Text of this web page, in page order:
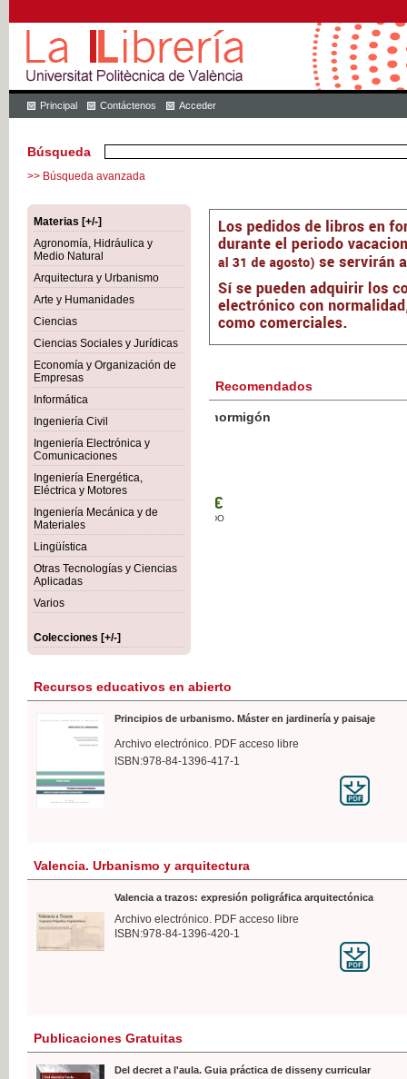
Principal Contáctenos Acceder
Búsqueda
>> Búsqueda avanzada
Materias [+/-]
Agronomía, Hidráulica y
Medio Natural
Arquitectura y Urbanismo
Arte y Humanidades
Ciencias
Ciencias Sociales y Jurídicas
Economía y Organización de
Empresas
Informática
Ingeniería Civil
Ingeniería Electrónica y
Comunicaciones
Ingeniería Energética,
Eléctrica y Motores
Ingeniería Mecánica y de
Materiales
Lingüística
Otras Tecnologías y Ciencias
Aplicadas
Varios
Colecciones [+/-]
Recomendados
Botánica Agroalimentaria
Recursos educativos en abierto
Principios de urbanismo. Máster en jardinería y paisaje
Archivo electrónico. PDF acceso libre
ISBN:978-84-1396-417-1
Valencia. Urbanismo y arquitectura
Valencia a trazos: expresión poligráfica arquitectónica
Archivo electrónico. PDF acceso libre
ISBN:978-84-1396-420-1
Publicaciones Gratuitas
Del decret a l'aula. Guia práctica de disseny curricular